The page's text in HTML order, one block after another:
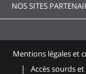
NOS SITES
Mentions légales et
Accès sourds